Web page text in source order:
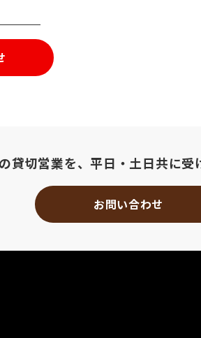
貸切営業を、平日・土日共に受
お問い合わせ